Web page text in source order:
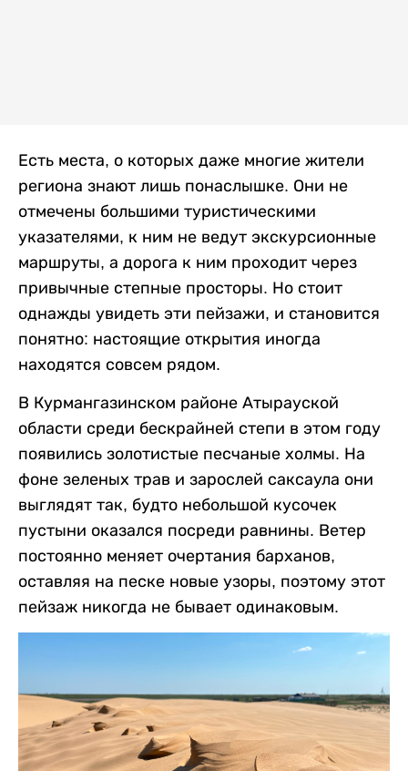
Есть места, о которых даже многие жители
региона знают лишь понаслышке. Они не
отмечены большими туристическими
указателями, к ним не ведут экскурсионные
маршруты, а дорога к ним проходит через
привычные степные просторы. Но стоит
однажды увидеть эти пейзажи, и становится
понятно: настоящие открытия иногда
находятся совсем рядом.
В Курмангазинском районе Атырауской
области среди бескрайней степи в этом году
появились золотистые песчаные холмы. На
фоне зеленых трав и зарослей саксаула они
выглядят так, будто небольшой кусочек
пустыни оказался посреди равнины. Ветер
постоянно меняет очертания барханов,
оставляя на песке новые узоры, поэтому этот
пейзаж никогда не бывает одинаковым.